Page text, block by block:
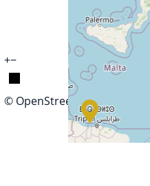
+−
© OpenStreetMap